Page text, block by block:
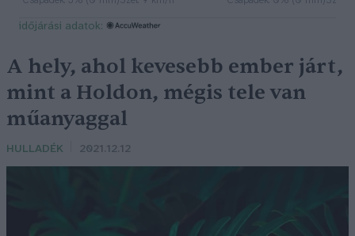
időjárási adatok:
A hely, ahol kevesebb ember járt,
mint a Holdon, mégis tele van
műanyaggal
HULLADÉK 2021.12.12